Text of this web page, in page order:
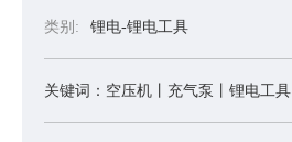
类别: 锂电-锂电工具
关键词：空压机丨充气泵丨锂电工具